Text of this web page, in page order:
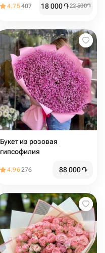
4.75407 18 000֏22 500֏
Букет из розовая
гипсофилия
4.96276 88 000֏